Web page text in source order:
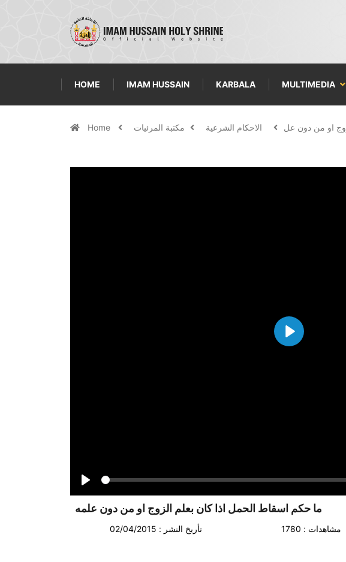
HOME IMAM HUSSAIN KARBALA MULTIMEDIA
Home مكتبة المرئيات الاحكام الشرعية
Play
Seek
ما حكم اسقاط الحمل اذا كان بعلم الزوج او من دون علمه
تأريخ النشر : 02/04/2015 مشاهدات : 1780